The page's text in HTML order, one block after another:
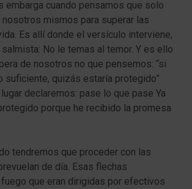
embarga cuando pensamos que solo
mismos para superar las
Es allí donde el versículo interviene,
No le temas al temor. Y es ello
de nosotros no que pensemos: “si
suficiente, quizás estaría protegido”
declaremos: pase lo que pase Ya
porque he recibido la promesa
tendremos que proceder con las
de día. Esas flechas
que eran dirigidas por efectivos